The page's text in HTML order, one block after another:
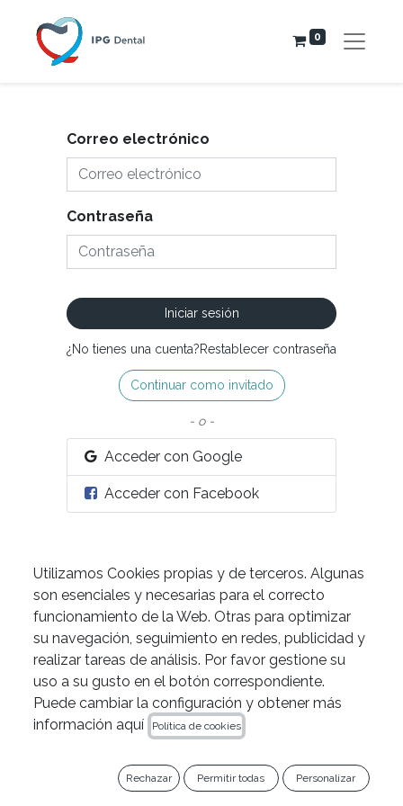
0
Correo electrónico
Contraseña
Iniciar sesión
¿No tienes una cuenta?Restablecer contraseña
Continuar como invitado
- o -
Acceder con Google
Acceder con Facebook
Utilizamos Cookies propias y de terceros. Algunas
son esenciales y necesarias para el correcto
funcionamiento de la Web. Otras para optimizar
su navegación, seguimiento en redes, publicidad y
realizar tareas de análisis. Por favor gestione su
uso a su gusto en el botón correspondiente.
Puede cambiar la configuración y obtener más
información aquí
Política de cookies
Rechazar Permitir todas Personalizar